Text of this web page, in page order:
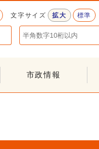
文字サイズ 拡大 標準
市政情報